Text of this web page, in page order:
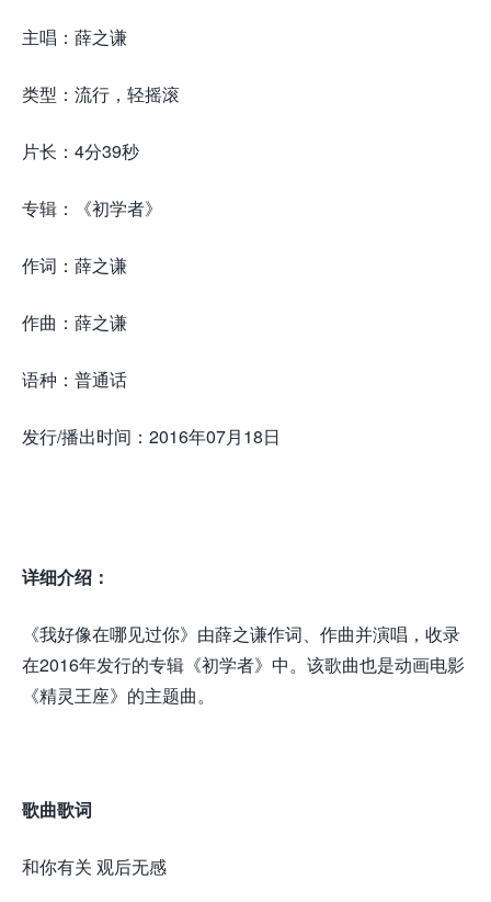
主唱：薛之谦
类型：流行，轻摇滚
片长：4分39秒
专辑：《初学者》
作词：薛之谦
作曲：薛之谦
语种：普通话
发行/播出时间：2016年07月18日
详细介绍：
《我好像在哪见过你》由薛之谦作词、作曲并演唱，收录
在2016年发行的专辑《初学者》中。该歌曲也是动画电影
《精灵王座》的主题曲。
歌曲歌词
和你有关 观后无感